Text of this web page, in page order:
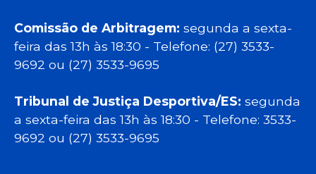
Comissão de Arbitragem: segunda a sexta-
feira das 13h às 18:30 - Telefone: (27) 3533-
9692 ou (27) 3533-9695
Tribunal de Justiça Desportiva/ES: segunda
a sexta-feira das 13h às 18:30 - Telefone: 3533-
9692 ou (27) 3533-9695